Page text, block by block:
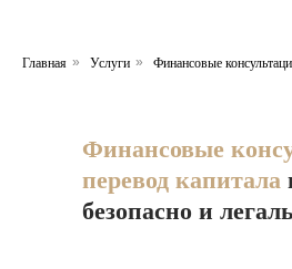
Главная » Услуги » Финансовые
Финансовые
перевод капитала
безопасно и